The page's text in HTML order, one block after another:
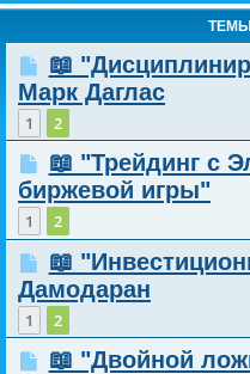
📖
Марк Даглас
1 2
📖 "Трейдинг с
биржевой игры"
1 2
📖
Дамодаран
1 2
📖 "Двойной